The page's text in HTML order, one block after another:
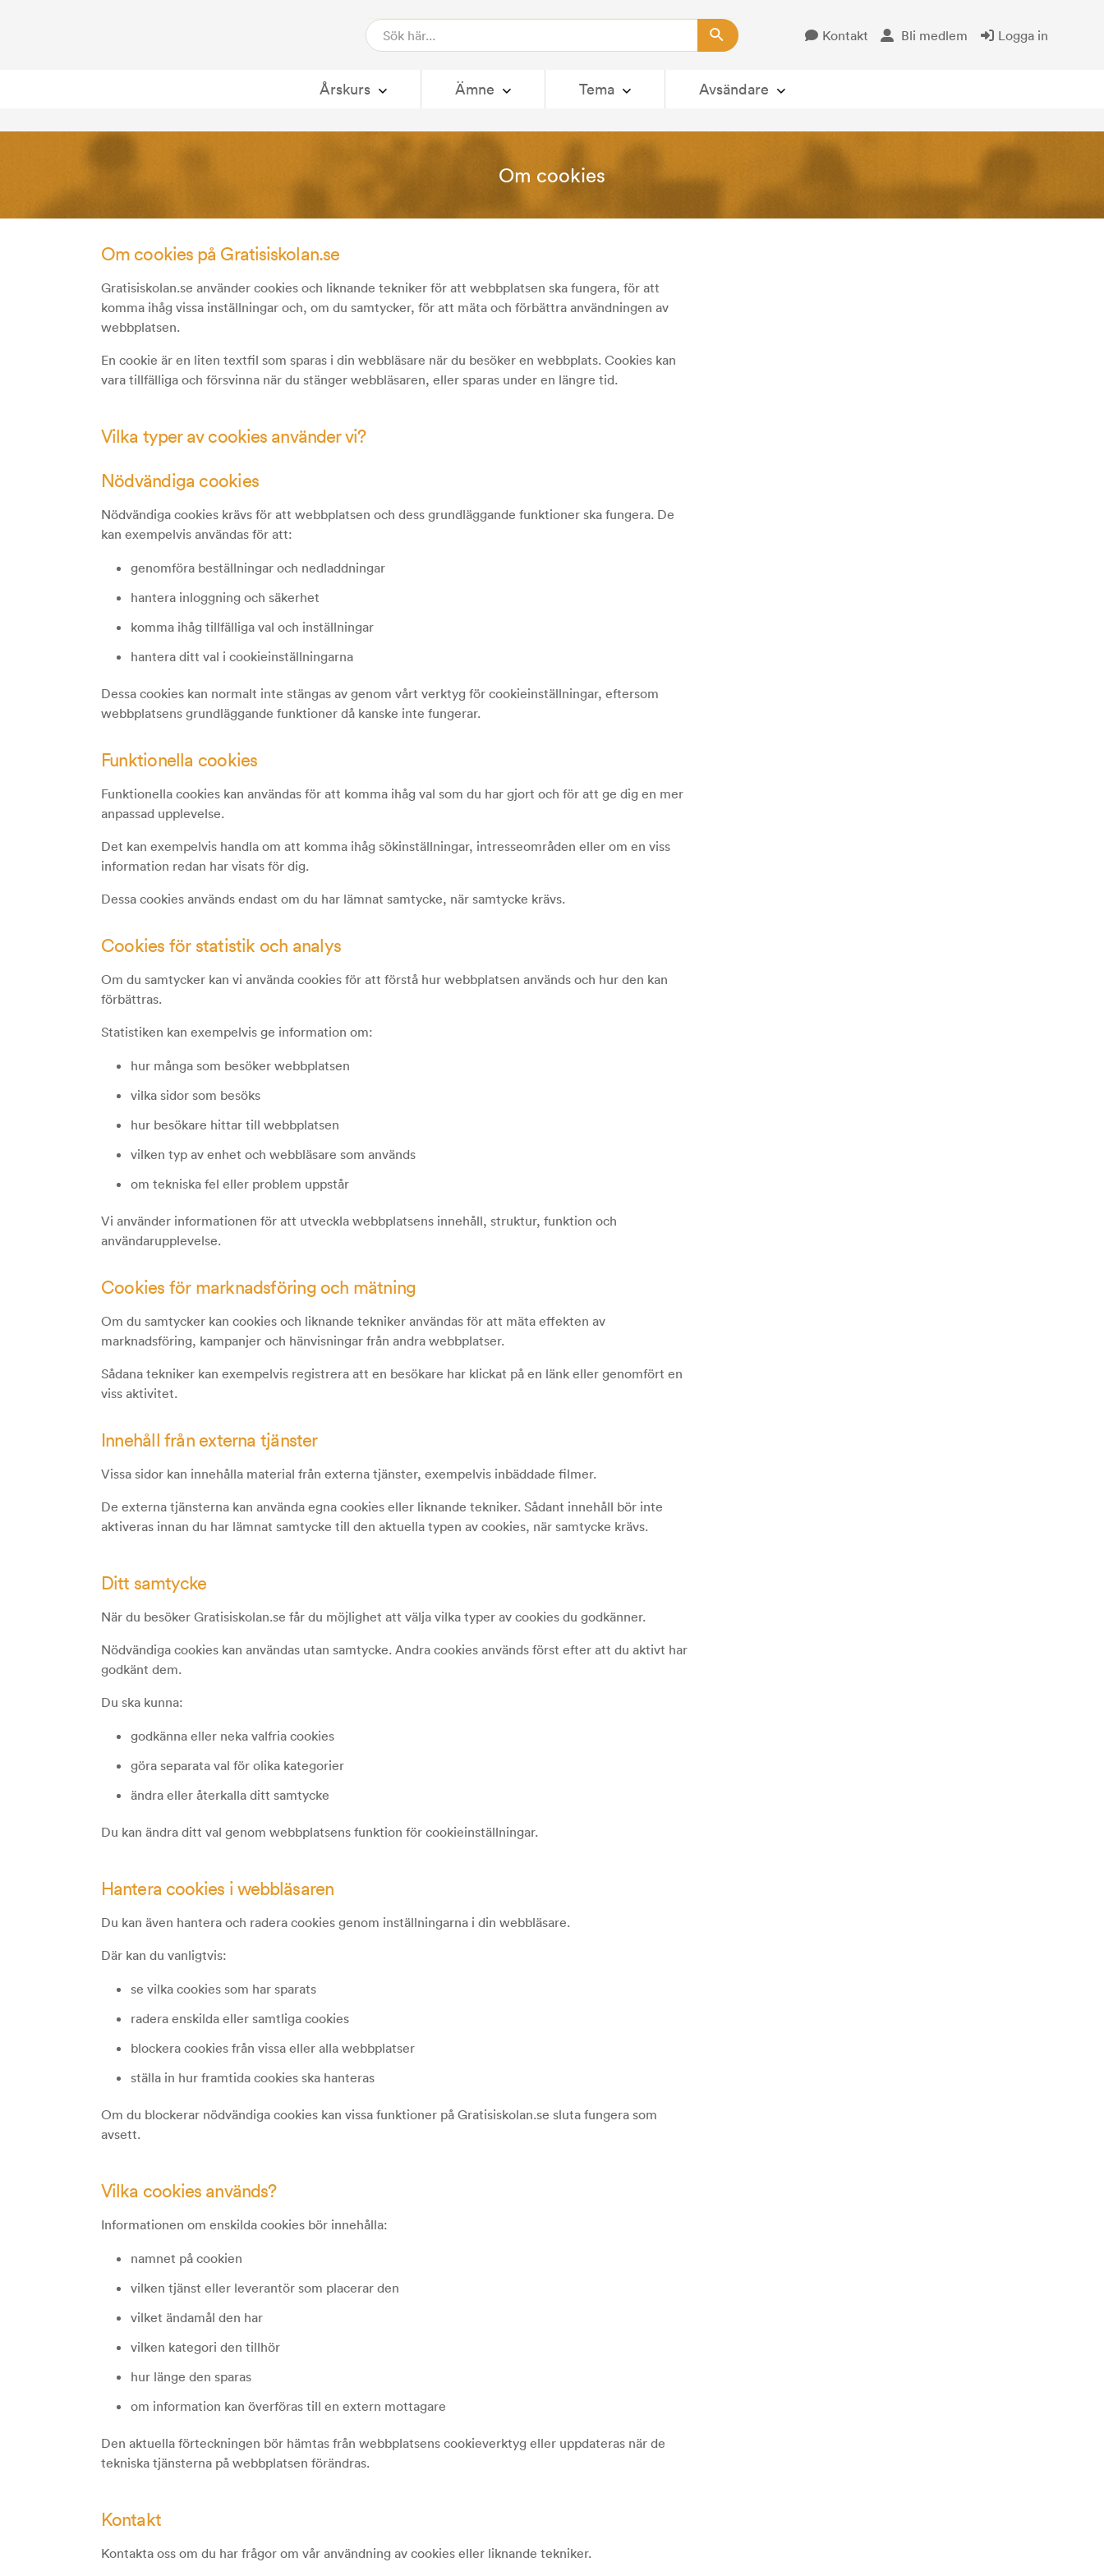
Kontakt Bli medlem Logga in
Årskurs Ämne Tema Avsändare Öppna avsändare
Om cookies
Om cookies på Gratisiskolan.se
Gratisiskolan.se använder cookies och liknande tekniker för att webbplatsen ska fungera, för att
komma ihåg vissa inställningar och, om du samtycker, för att mäta och förbättra användningen av
webbplatsen.
En cookie är en liten textfil som sparas i din webbläsare när du besöker en webbplats. Cookies kan
vara tillfälliga och försvinna när du stänger webbläsaren, eller sparas under en längre tid.
Vilka typer av cookies använder vi?
Nödvändiga cookies
Nödvändiga cookies krävs för att webbplatsen och dess grundläggande funktioner ska fungera. De
kan exempelvis användas för att:
genomföra beställningar och nedladdningar
hantera inloggning och säkerhet
komma ihåg tillfälliga val och inställningar
hantera ditt val i cookieinställningarna
Dessa cookies kan normalt inte stängas av genom vårt verktyg för cookieinställningar, eftersom
webbplatsens grundläggande funktioner då kanske inte fungerar.
Funktionella cookies
Funktionella cookies kan användas för att komma ihåg val som du har gjort och för att ge dig en mer
anpassad upplevelse.
Det kan exempelvis handla om att komma ihåg sökinställningar, intresseområden eller om en viss
information redan har visats för dig.
Dessa cookies används endast om du har lämnat samtycke, när samtycke krävs.
Cookies för statistik och analys
Om du samtycker kan vi använda cookies för att förstå hur webbplatsen används och hur den kan
förbättras.
Statistiken kan exempelvis ge information om:
hur många som besöker webbplatsen
vilka sidor som besöks
hur besökare hittar till webbplatsen
vilken typ av enhet och webbläsare som används
om tekniska fel eller problem uppstår
Vi använder informationen för att utveckla webbplatsens innehåll, struktur, funktion och
användarupplevelse.
Cookies för marknadsföring och mätning
Om du samtycker kan cookies och liknande tekniker användas för att mäta effekten av
marknadsföring, kampanjer och hänvisningar från andra webbplatser.
Sådana tekniker kan exempelvis registrera att en besökare har klickat på en länk eller genomfört en
viss aktivitet.
Innehåll från externa tjänster
Vissa sidor kan innehålla material från externa tjänster, exempelvis inbäddade filmer.
De externa tjänsterna kan använda egna cookies eller liknande tekniker. Sådant innehåll bör inte
aktiveras innan du har lämnat samtycke till den aktuella typen av cookies, när samtycke krävs.
Ditt samtycke
När du besöker Gratisiskolan.se får du möjlighet att välja vilka typer av cookies du godkänner.
Nödvändiga cookies kan användas utan samtycke. Andra cookies används först efter att du aktivt har
godkänt dem.
Du ska kunna:
godkänna eller neka valfria cookies
göra separata val för olika kategorier
ändra eller återkalla ditt samtycke
Du kan ändra ditt val genom webbplatsens funktion för cookieinställningar.
Hantera cookies i webbläsaren
Du kan även hantera och radera cookies genom inställningarna i din webbläsare.
Där kan du vanligtvis:
se vilka cookies som har sparats
radera enskilda eller samtliga cookies
blockera cookies från vissa eller alla webbplatser
ställa in hur framtida cookies ska hanteras
Om du blockerar nödvändiga cookies kan vissa funktioner på Gratisiskolan.se sluta fungera som
avsett.
Vilka cookies används?
Informationen om enskilda cookies bör innehålla:
namnet på cookien
vilken tjänst eller leverantör som placerar den
vilket ändamål den har
vilken kategori den tillhör
hur länge den sparas
om information kan överföras till en extern mottagare
Den aktuella förteckningen bör hämtas från webbplatsens cookieverktyg eller uppdateras när de
tekniska tjänsterna på webbplatsen förändras.
Kontakt
Kontakta oss om du har frågor om vår användning av cookies eller liknande tekniker.